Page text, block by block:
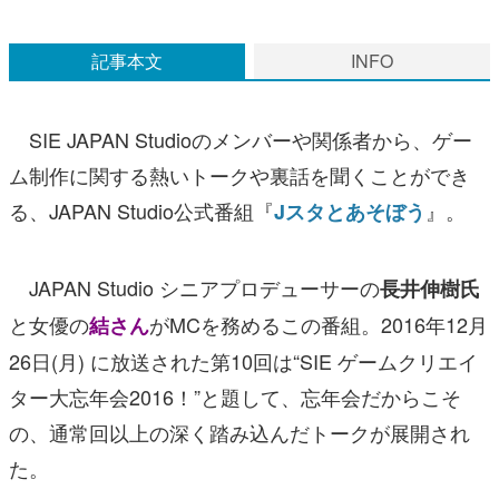
マンガ
女性向け
その他
電ファミニコゲーマーとは？
記事本文 INFO
SIE JAPAN Studioのメンバーや関係者から、ゲー
ム制作に関する熱いトークや裏話を聞くことができ
る、JAPAN Studio公式番組『Jスタとあそぼう 』。
JAPAN Studio シニアプロデューサーの長井伸樹氏
と女優の結さんがMCを務めるこの番組。2016年12月
26日(月) に放送された第10回は“SIE ゲームクリエイ
ター大忘年会2016！”と題して、忘年会だからこそ
の、通常回以上の深く踏み込んだトークが展開され
た。